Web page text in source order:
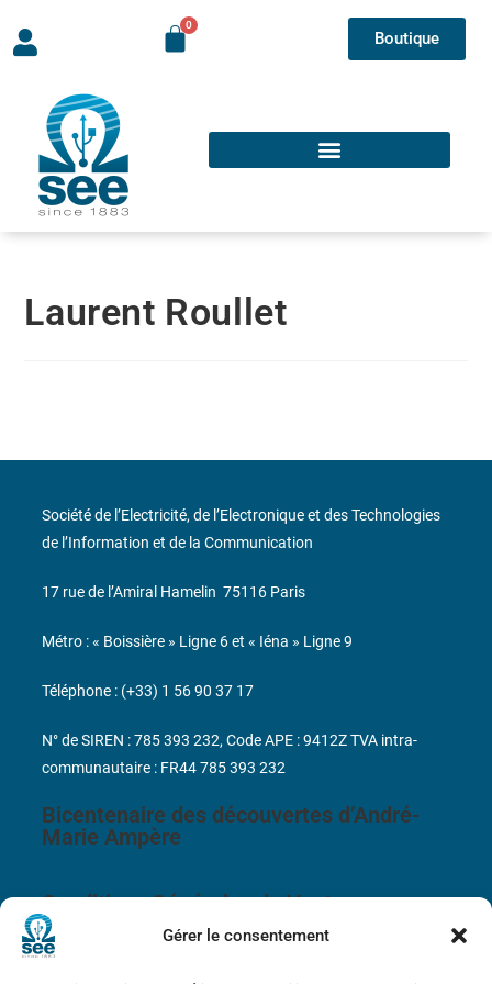
Gérer le consentement
Boutique
Laurent Roullet
Bicentenaire des découvertes d’André-
Marie Ampère
Conditions Générales de Vente
Société de l’Electricité, de l’Electronique et des Technologies
de l’Information et de la Communication
17 rue de l’Amiral Hamelin 75116 Paris
Métro : « Boissière » Ligne 6 et « Iéna » Ligne 9
Téléphone : (+33) 1 56 90 37 17
N° de SIREN : 785 393 232, Code APE : 9412Z TVA intra-
communautaire : FR44 785 393 232